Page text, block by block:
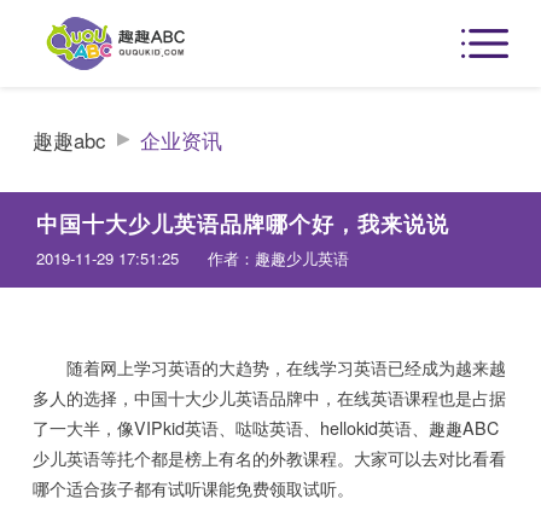
趣趣abc 企业资讯
中国十大少儿英语品牌哪个好，我来说说
2019-11-29 17:51:25 作者：趣趣少儿英语
随着网上学习英语的大趋势，在线学习英语已经成为越来越
多人的选择，中国十大少儿英语品牌中，在线英语课程也是占据
了一大半，像VIPkid英语、哒哒英语、hellokid英语、趣趣ABC
少儿英语等扥个都是榜上有名的外教课程。大家可以去对比看看
哪个适合孩子都有试听课能免费领取试听。